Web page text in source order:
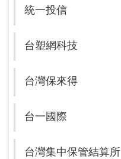
統一投信
台塑網科技
台灣保來得
台一國際
台灣集中保管結算所